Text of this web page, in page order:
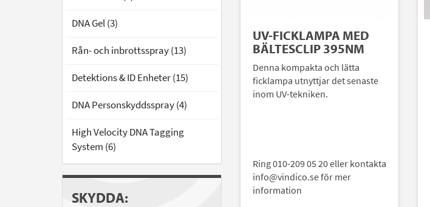
DNA Gel (3)
Rån- och inbrottsspray (13)
Detektions & ID Enheter (15)
DNA Personskyddsspray (4)
High Velocity DNA Tagging
System (6)
SKYDDA:
UV-FICKLAMPA MED
BÄLTESCLIP 395NM
Denna kompakta och lätta
ficklampa utnyttjar det senaste
inom UV-tekniken.
Ring 010-209 05 20 eller kontakta
info@vindico.se för mer
information